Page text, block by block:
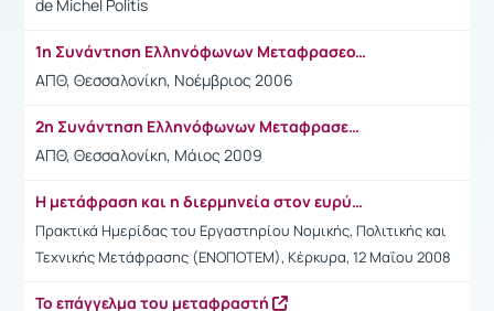
de Michel Politis
1η Συνάντηση Ελληνόφωνων Μεταφρασεολόγων
ΑΠΘ, Θεσσαλονίκη, Νοέμβριος 2006
2η Συνάντηση Ελληνόφωνων Μεταφρασεολόγων
ΑΠΘ, Θεσσαλονίκη, Μάιος 2009
Η μετάφραση και η διερμηνεία στον ευρύτερο δημόσιο τομέα
Πρακτικά Ημερίδας του Εργαστηρίου Νομικής, Πολιτικής και
Τεχνικής Μετάφρασης (ΕΝΟΠΟΤΕΜ), Κέρκυρα, 12 Μαΐου 2008
Το επάγγελμα του μεταφραστή